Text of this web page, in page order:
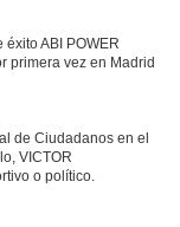
ABI POWER
primera vez en Madrid
de Ciudadanos en el
VICTOR
o político.